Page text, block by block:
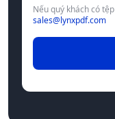
Nếu quý khách có
sales@lynxpdf.com